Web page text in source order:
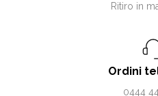
Ritiro in
Ordini
0444